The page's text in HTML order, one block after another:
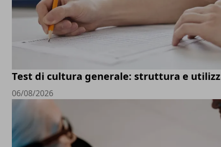
Test di cultura generale: struttura e
06/08/2026